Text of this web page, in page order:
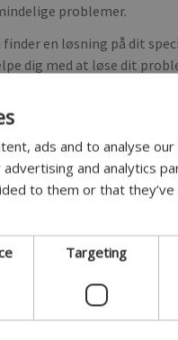
problemer.
finder en løsning på dit
dig med at løse dit
ads and to analyse
and analytics
to them or that
Targeting